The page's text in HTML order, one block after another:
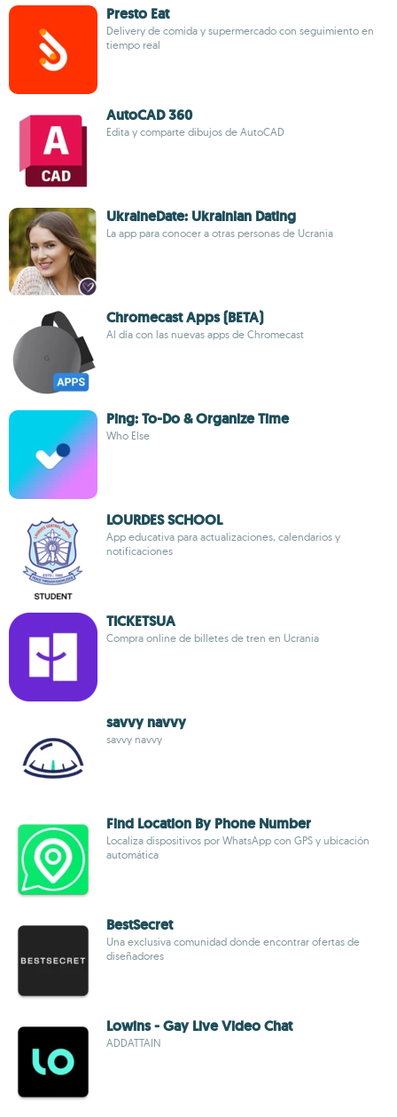
Presto Eat
Delivery de comida y supermercado con seguimiento en
tiempo real
AutoCAD 360
Edita y comparte dibujos de AutoCAD
UkraineDate: Ukrainian Dating
La app para conocer a otras personas de Ucrania
Chromecast Apps (BETA)
Al día con las nuevas apps de Chromecast
Ping: To-Do & Organize Time
Who Else
LOURDES SCHOOL
App educativa para actualizaciones, calendarios y
notificaciones
TICKETSUA
Compra online de billetes de tren en Ucrania
savvy navvy
savvy navvy
Find Location By Phone Number
Localiza dispositivos por WhatsApp con GPS y ubicación
automática
BestSecret
Una exclusiva comunidad donde encontrar ofertas de
diseñadores
Lowins - Gay Live Video Chat
ADDATTAIN